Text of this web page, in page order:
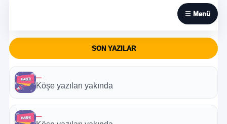
☰ Menü
SON YAZILAR
—
Köşe yazıları yakında
—